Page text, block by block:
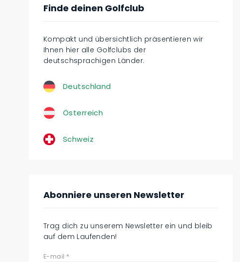
Finde deinen Golfclub
Kompakt und übersichtlich präsentieren wir
Ihnen hier alle Golfclubs der
deutschsprachigen Länder.
Deutschland
Österreich
Schweiz
Abonniere unseren Newsletter
Trag dich zu unserem Newsletter ein und bleib
auf dem Laufenden!
E-mail *